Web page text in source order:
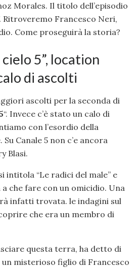
Morales. Il titolo dell’episodio
Ritroveremo Francesco Neri,
Come proseguirà la storia?
5”, location
di ascolti
ascolti per la seconda di
“. Invece c’è stato un calo di
con l’esordio della
Canale 5 non c’e ancora
Blasi.
intitola “Le radici del male” e
a che fare con un omicidio. Una
infatti trovata. le indagini sul
che era un membro di
questa terra, ha detto di
misterioso figlio di Francesco